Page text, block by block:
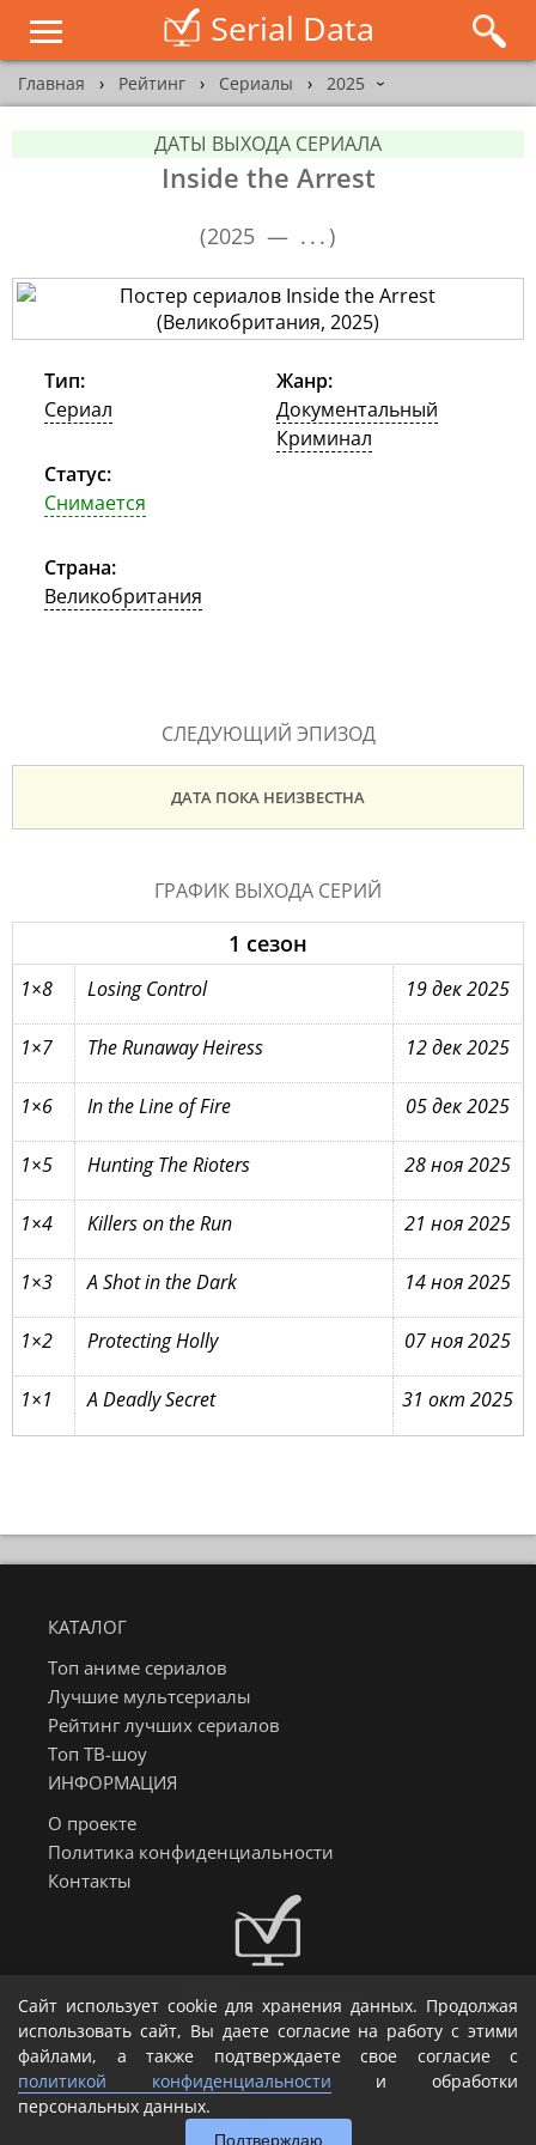
Serial Data
Главная › Рейтинг › Сериалы › 2025 ›
ДАТЫ ВЫХОДА СЕРИАЛА
Inside the Arrest
(2025 — ...)
Тип:
Сериал
Статус:
Снимается
Страна:
Великобритания
Жанр:
Документальный
Криминал
СЛЕДУЮЩИЙ ЭПИЗОД
ДАТА ПОКА НЕИЗВЕСТНА
ГРАФИК ВЫХОДА СЕРИЙ
1 сезон
1×8 Losing Control 19 дек 2025
1×7 The Runaway Heiress 12 дек 2025
1×6 In the Line of Fire 05 дек 2025
1×5 Hunting The Rioters 28 ноя 2025
1×4 Killers on the Run 21 ноя 2025
1×3 A Shot in the Dark 14 ноя 2025
1×2 Protecting Holly 07 ноя 2025
1×1 A Deadly Secret 31 окт 2025
КАТАЛОГ
Топ аниме сериалов
Лучшие мультсериалы
Рейтинг лучших сериалов
Топ ТВ-шоу
ИНФОРМАЦИЯ
О проекте
Политика конфиденциальности
Контакты
сериалов, аниме и тв-шоу
Создание и SEO продвижение сайта - 7gex
SerialData - даты выхода сериалов © 2011 – 2026
Сайт использует cookie для хранения данных. Продолжая
использовать сайт, Вы даете согласие на работу с этими
файлами, а также подтверждаете свое согласие с
политикой конфиденциальности и обработки
персональных данных.
Подтверждаю